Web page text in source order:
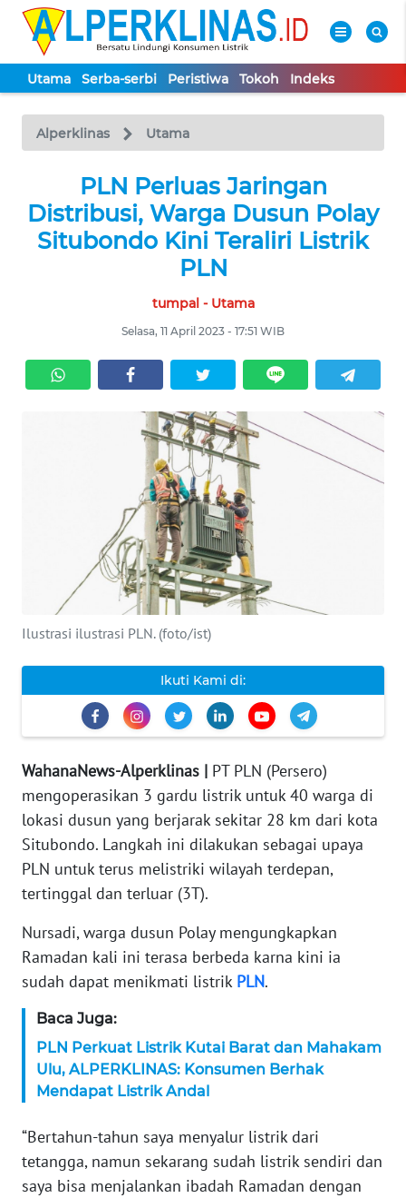
Utama Serba-serbi Peristiwa Tokoh Indeks
Alperklinas Utama
PLN Perluas Jaringan
Distribusi, Warga Dusun Polay
Situbondo Kini Teraliri Listrik
PLN
tumpal - Utama
Selasa, 11 April 2023 - 17:51 WIB
Ilustrasi ilustrasi PLN. (foto/ist)
Ikuti Kami di:
WahanaNews-Alperklinas | PT PLN (Persero)
mengoperasikan 3 gardu listrik untuk 40 warga di
lokasi dusun yang berjarak sekitar 28 km dari kota
Situbondo. Langkah ini dilakukan sebagai upaya
PLN untuk terus melistriki wilayah terdepan,
tertinggal dan terluar (3T).
Nursadi, warga dusun Polay mengungkapkan
Ramadan kali ini terasa berbeda karna kini ia
sudah dapat menikmati listrik PLN.
Baca Juga:
PLN Perkuat Listrik Kutai Barat dan Mahakam
Ulu, ALPERKLINAS: Konsumen Berhak
Mendapat Listrik Andal
“Bertahun-tahun saya menyalur listrik dari
tetangga, namun sekarang sudah listrik sendiri dan
saya bisa menjalankan ibadah Ramadan dengan
TV
Tutup
SERBA-
SERBI
TOKOH
KAMI
PEDOMAN
REDAKSI
KARIR
DISCLAIMER
Wahana
News
Regional
WN
SUMUT
WN
WN
JABAR